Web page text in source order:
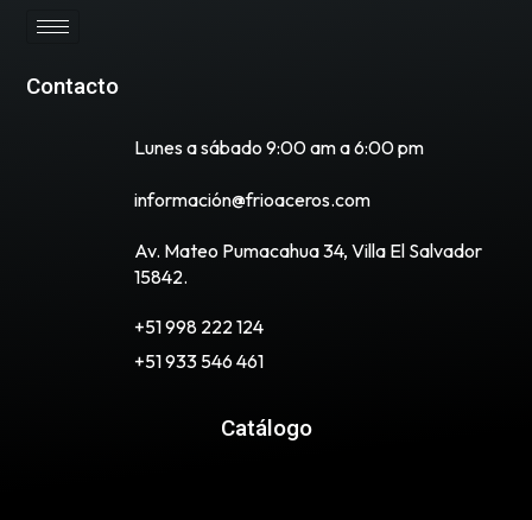
Contacto
Lunes a sábado 9:00 am a 6:00 pm
información@frioaceros.com
Av. Mateo Pumacahua 34, Villa El Salvador
15842.
+51 998 222 124
+51 933 546 461
Catálogo